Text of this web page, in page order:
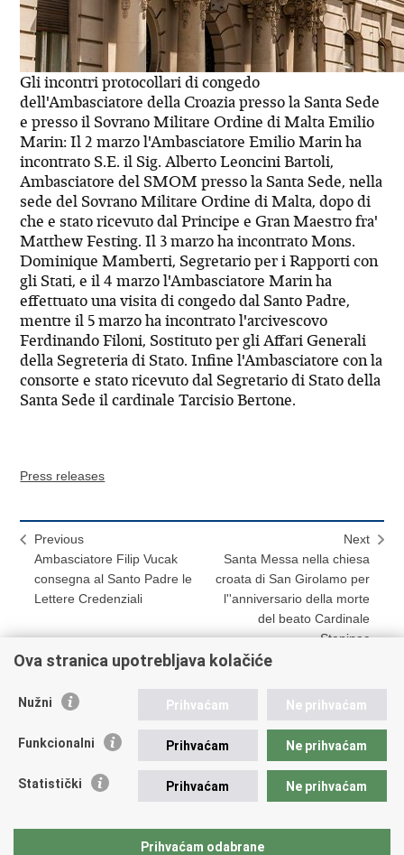
Gli incontri protocollari di congedo
dell'Ambasciatore della Croazia presso la Santa Sede
e presso il Sovrano Militare Ordine di Malta Emilio
Marin: Il 2 marzo l'Ambasciatore Emilio Marin ha
incontrato S.E. il Sig. Alberto Leoncini Bartoli,
Ambasciatore del SMOM presso la Santa Sede, nella
sede del Sovrano Militare Ordine di Malta, dopo di
che e stato ricevuto dal Principe e Gran Maestro fra'
Matthew Festing. Il 3 marzo ha incontrato Mons.
Dominique Mamberti, Segretario per i Rapporti con
gli Stati, e il 4 marzo l'Ambasciatore Marin ha
effettuato una visita di congedo dal Santo Padre,
mentre il 5 marzo ha incontrato l'arcivescovo
Ferdinando Filoni, Sostituto per gli Affari Generali
della Segreteria di Stato. Infine l'Ambasciatore con la
consorte e stato ricevuto dal Segretario di Stato della
Santa Sede il cardinale Tarcisio Bertone.
Press releases
Previous
Ambasciatore Filip Vucak
consegna al Santo Padre le
Lettere Credenziali
Next
Santa Messa nella chiesa
croata di San Girolamo per
l''anniversario della morte
del beato Cardinale
Stepinac
this
on
on
REPUBLIC OF CROATIA Ministry of Foreign and European
4569 964 faks: +385 (0)1 4551 795, +385 (0)1 4920 149 E-
ministarstvo@mvep.hr
Ova stranica upotrebljava kolačiće
Nužni Prihvaćam Ne prihvaćam
Funkcionalni Prihvaćam Ne prihvaćam
Statistički Prihvaćam Ne prihvaćam
Prihvaćam odabrane